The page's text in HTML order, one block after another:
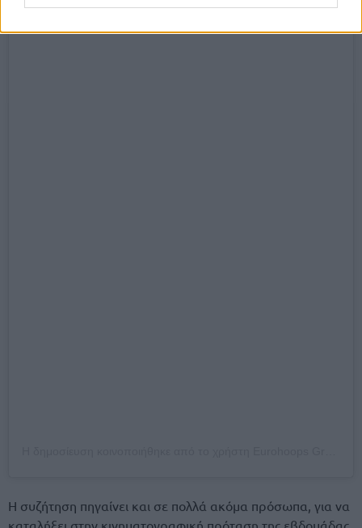
Η συζήτηση πηγαίνει και σε πολλά ακόμα πρόσωπα, για να
καταλήξει στην κινηματογραφική πρόταση της εβδομάδας.